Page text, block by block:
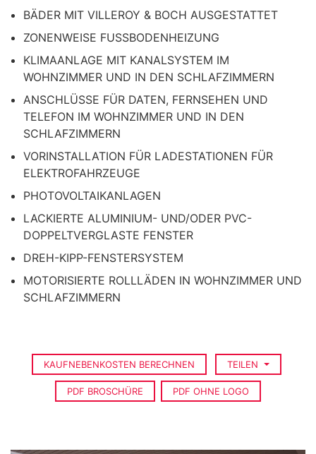
BÄDER MIT VILLEROY & BOCH AUSGESTATTET
ZONENWEISE FUSSBODENHEIZUNG
KLIMAANLAGE MIT KANALSYSTEM IM
WOHNZIMMER UND IN DEN SCHLAFZIMMERN
ANSCHLÜSSE FÜR DATEN, FERNSEHEN UND
TELEFON IM WOHNZIMMER UND IN DEN
SCHLAFZIMMERN
VORINSTALLATION FÜR LADESTATIONEN FÜR
ELEKTROFAHRZEUGE
PHOTOVOLTAIKANLAGEN
LACKIERTE ALUMINIUM- UND/ODER PVC-
DOPPELTVERGLASTE FENSTER
DREH-KIPP-FENSTERSYSTEM
MOTORISIERTE ROLLLÄDEN IN WOHNZIMMER UND
SCHLAFZIMMERN
KAUFNEBENKOSTEN BERECHNEN TEILEN
PDF BROSCHÜRE PDF OHNE LOGO